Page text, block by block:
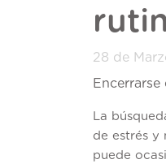
28 de
La
de estrés y
puede